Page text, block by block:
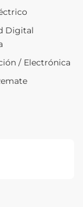
Digital
/ Electrónica